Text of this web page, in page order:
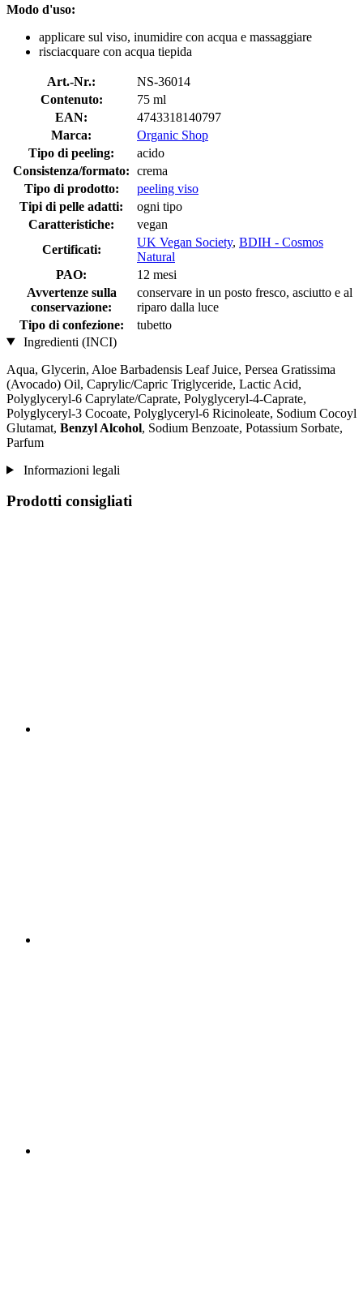
Modo d'uso:
applicare sul viso, inumidire con acqua e massaggiare
risciacquare con acqua tiepida
Art.-Nr.:
NS-36014
Contenuto:
75 ml
EAN:
4743318140797
Marca:
Organic Shop
Tipo di peeling:
acido
Consistenza/formato: crema
Tipo di prodotto:
peeling viso
Tipi di pelle adatti:
ogni tipo
Caratteristiche:
vegan
Certificati:
UK Vegan Society, BDIH - Cosmos
Natural
PAO:
12 mesi
Avvertenze sulla
conservazione:
conservare in un posto fresco, asciutto e al
riparo dalla luce
Tipo di confezione:
tubetto
Ingredienti (INCI)
Aqua, Glycerin, Aloe Barbadensis Leaf Juice, Persea Gratissima
(Avocado) Oil, Caprylic/Capric Triglyceride, Lactic Acid,
Polyglyceryl-6 Caprylate/Caprate, Polyglyceryl-4-Caprate,
Polyglyceryl-3 Cocoate, Polyglyceryl-6 Ricinoleate, Sodium Cocoyl
Glutamat, Benzyl Alcohol, Sodium Benzoate, Potassium Sorbate,
Parfum
Informazioni legali
Prodotti consigliati